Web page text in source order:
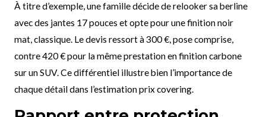
À titre d’exemple, une famille décide de relooker sa berline
avec des jantes 17 pouces et opte pour une finition noir
mat, classique. Le devis ressort à 300 €, pose comprise,
contre 420 € pour la même prestation en finition carbone
sur un SUV. Ce différentiel illustre bien l’importance de
chaque détail dans l’estimation prix covering.